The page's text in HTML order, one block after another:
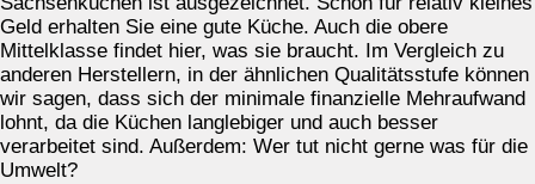
Geld erhalten Sie eine gute Küche. Auch die obere
Mittelklasse findet hier, was sie braucht. Im Vergleich zu
anderen Herstellern, in der ähnlichen Qualitätsstufe können
wir sagen, dass sich der minimale finanzielle Mehraufwand
lohnt, da die Küchen langlebiger und auch besser
verarbeitet sind. Außerdem: Wer tut nicht gerne was für die
Umwelt?